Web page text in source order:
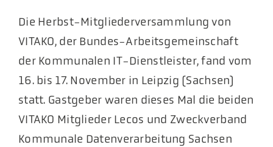
Die Herbst-Mitgliederversammlung von
VITAKO, der Bundes-Arbeitsgemeinschaft
der Kommunalen IT-Dienstleister, fand vom
16. bis 17. November in Leipzig (Sachsen)
statt. Gastgeber waren dieses Mal die beiden
VITAKO Mitglieder Lecos und Zweckverband
Kommunale Datenverarbeitung Sachsen